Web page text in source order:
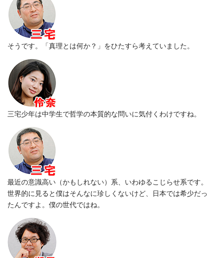
そうです。「真理とは何か？」をひたすら考えていました。
三宅少年は中学生で哲学の本質的な問いに気付くわけですね。
最近の意識高い（かもしれない）系、いわゆるこじらせ系です。
世界的に見ると僕はそんなに珍しくないけど、日本では希少だっ
たんですよ。僕の世代ではね。